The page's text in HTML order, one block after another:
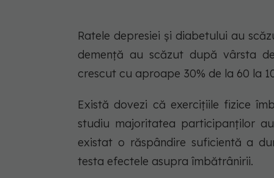
Ratele depresiei și diabetului au
demență au scăzut după vârsta
crescut cu aproape 30% de la 60 la
Există dovezi că exercițiile fizice
studiu majoritatea participanților
existat o răspândire suficientă a
testa efectele asupra îmbătrânirii.